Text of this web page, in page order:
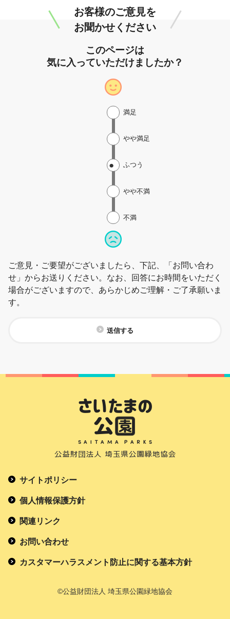
お客様のご意見を
お聞かせください
このページは
気に入っていただけましたか？
不満
やや不満
ふつう
やや満足
満足
ご意見・ご要望がございましたら、下記、「お問い合わ
せ」からお送りください。なお、回答にお時間をいただく
場合がございますので、あらかじめご理解・ご了承願いま
す。
送信する
サイトポリシー
個人情報保護方針
関連リンク
お問い合わせ
カスタマーハラスメント防止に関する基本方針
©公益財団法人 埼玉県公園緑地協会